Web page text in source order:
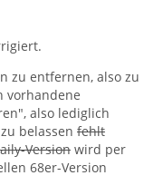
zu entfernen, also zu
vorhandene
also lediglich
belassen fehlt
Version wird per
68er-Version